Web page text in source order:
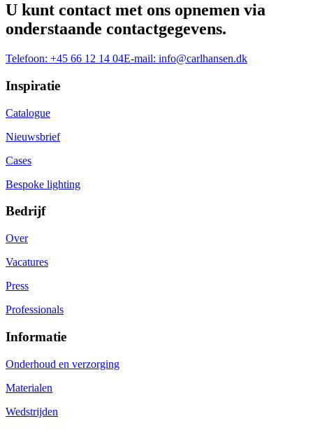
U kunt contact met ons opnemen via
onderstaande contactgegevens.
Telefoon: +45 66 12 14 04E-mail: info@carlhansen.dk
Inspiratie
Catalogue
Nieuwsbrief
Cases
Bespoke lighting
Bedrijf
Over
Vacatures
Press
Professionals
Informatie
Onderhoud en verzorging
Materialen
Wedstrijden